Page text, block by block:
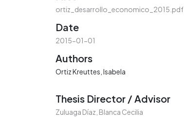
ortiz_desarrollo_economico_2015.pdf
Date
2015-01-01
Authors
Ortiz Kreuttes, Isabela
Thesis Director / Advisor
Zuluaga Díaz, Blanca Cecilia